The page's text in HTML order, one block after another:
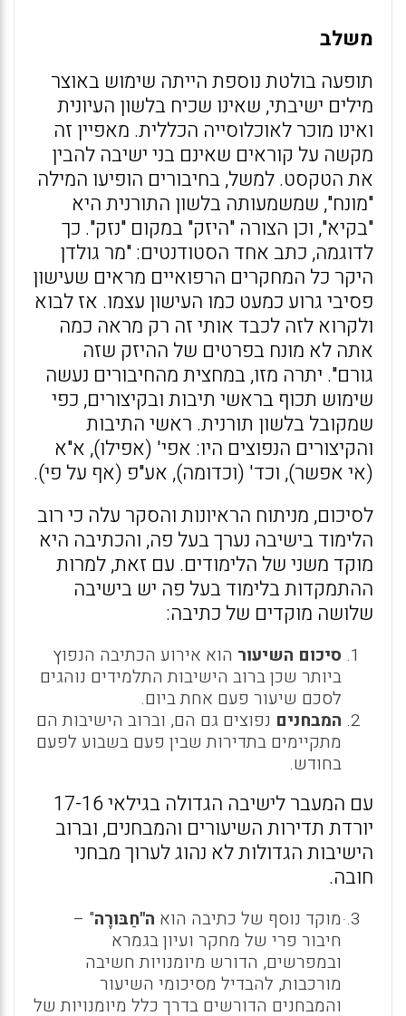
משלב
תופעה בולטת נוספת הייתה שימוש באוצר
מילים ישיבתי, שאינו שכיח בלשון העיונית
ואינו מוכר לאוכלוסייה הכללית. מאפיין זה
מקשה על קוראים שאינם בני ישיבה להבין
את הטקסט. למשל, בחיבורים הופיעו המילה
"מונח", שמשמעותה בלשון התורנית היא
"בקיא", וכן הצורה "היזק" במקום "נזק". כך
לדוגמה, כתב אחד הסטודנטים: "מר גולדן
היקר כל המחקרים הרפואיים מראים שעישון
פסיבי גרוע כמעט כמו העישון עצמו. אז לבוא
ולקרוא לזה לכבד אותי זה רק מראה כמה
אתה לא מונח בפרטים של ההיזק שזה
גורם". יתרה מזו, במחצית מהחיבורים נעשה
שימוש תכוף בראשי תיבות ובקיצורים, כפי
שמקובל בלשון תורנית. ראשי התיבות
והקיצורים הנפוצים היו: אפי' (אפילו), א"א
(אי אפשר), וכד' (וכדומה), אע"פ (אף על פי).
לסיכום, מניתוח הראיונות והסקר עלה כי רוב
הלימוד בישיבה נערך בעל פה, והכתיבה היא
מוקד משני של הלימודים. עם זאת, למרות
ההתמקדות בלימוד בעל פה יש בישיבה
שלושה מוקדים של כתיבה:
סיכום השיעור הוא אירוע הכתיבה הנפוץ
ביותר שכן ברוב הישיבות התלמידים נוהגים
לסכם שיעור פעם אחת ביום.
המבחנים נפוצים גם הם, וברוב הישיבות הם
מתקיימים בתדירות שבין פעם בשבוע לפעם
בחודש.
עם המעבר לישיבה הגדולה בגילאי 17-16
יורדת תדירות השיעורים והמבחנים, וברוב
הישיבות הגדולות לא נהוג לערוך מבחני
חובה.
ּמוקד נוסף של כתיבה הוא ה"חַבּורֶה" –
חיבור פרי של מחקר ועיון בגמרא
ובמפרשים, הדורש מיומנויות חשיבה
מורכבות, להבדיל מסיכומי השיעור
והמבחנים הדורשים בדרך כלל מיומנויות של